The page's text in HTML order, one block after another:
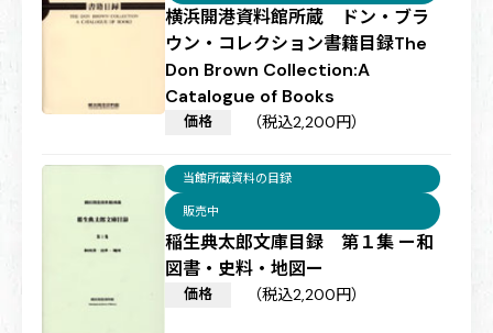
横浜開港資料館所蔵 ドン・ブラ
ウン・コレクション書籍目録The
Don Brown Collection:A
Catalogue of Books
価格 （税込2,200円）
稲生典太郎文庫目録 第１集 ー和
図書・史料・地図ー
当館所蔵資料の目録
販売中
価格 （税込2,200円）